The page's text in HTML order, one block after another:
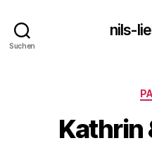
Suchen
nils-
Kathrin